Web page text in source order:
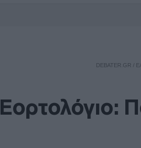
DEBATER.GR /
Εορτολόγιο: